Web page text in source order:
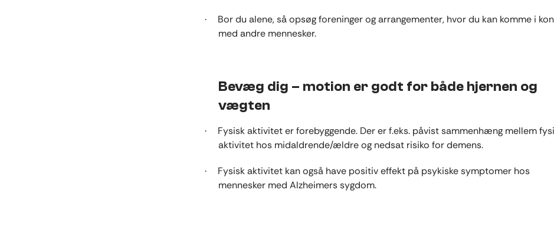
·
Bor du alene, så opsøg foreninger og arrangementer, hvor du kan komme i
med andre mennesker.
Bevæg dig – motion er godt for både hjernen og
vægten
·
Fysisk aktivitet er forebyggende. Der er f.eks. påvist sammenhæng mellem
aktivitet hos midaldrende/ældre og nedsat risiko for demens.
·
Fysisk aktivitet kan også have positiv effekt på psykiske symptomer hos
mennesker med Alzheimers sygdom.